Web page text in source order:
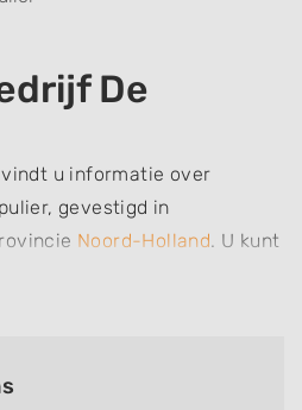
De
u informatie over
gevestigd in
Noord-Holland. U kunt
contact met het bedrijf
bedrijf, zo kunt u snel zien